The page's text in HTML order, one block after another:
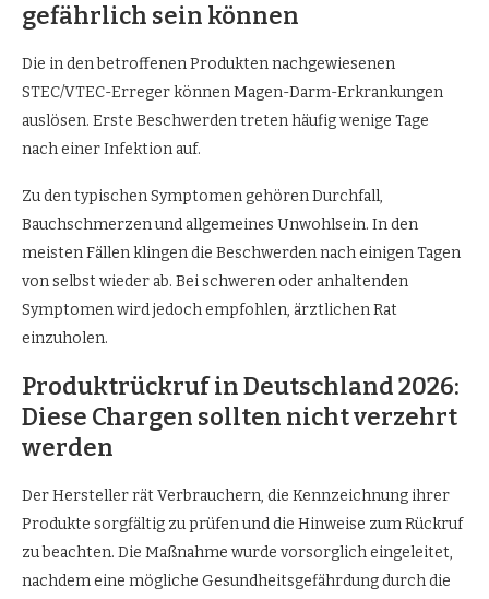
gefährlich sein können
Die in den betroffenen Produkten nachgewiesenen
STEC/VTEC-Erreger können Magen-Darm-Erkrankungen
auslösen. Erste Beschwerden treten häufig wenige Tage
nach einer Infektion auf.
Zu den typischen Symptomen gehören Durchfall,
Bauchschmerzen und allgemeines Unwohlsein. In den
meisten Fällen klingen die Beschwerden nach einigen Tagen
von selbst wieder ab. Bei schweren oder anhaltenden
Symptomen wird jedoch empfohlen, ärztlichen Rat
einzuholen.
Produktrückruf in Deutschland 2026:
Diese Chargen sollten nicht verzehrt
werden
Der Hersteller rät Verbrauchern, die Kennzeichnung ihrer
Produkte sorgfältig zu prüfen und die Hinweise zum Rückruf
zu beachten. Die Maßnahme wurde vorsorglich eingeleitet,
nachdem eine mögliche Gesundheitsgefährdung durch die